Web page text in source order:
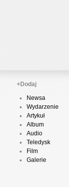
+Dodaj
Newsa
Wydarzenie
Artykuł
Album
Audio
Teledysk
Film
Galerie